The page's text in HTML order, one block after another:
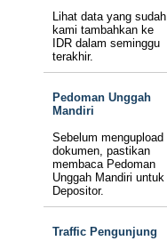
Lihat data yang sudah
kami tambahkan ke
IDR dalam seminggu
terakhir.
Pedoman Unggah
Mandiri
Sebelum mengupload
dokumen, pastikan
membaca Pedoman
Unggah Mandiri untuk
Depositor.
Traffic Pengunjung